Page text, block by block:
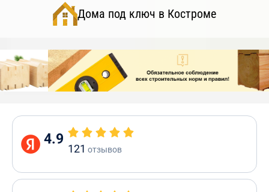
Дома под ключ в Костроме
4.9
121 отзывов